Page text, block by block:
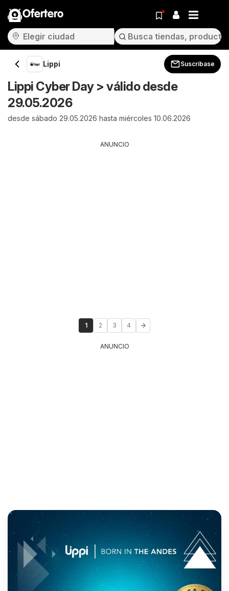
Ofertero
Lippi Suscríbase
Lippi Cyber Day > válido desde
29.05.2026
desde sábado 29.05.2026 hasta miércoles 10.06.2026
ANUNCIO
1 2 3 4
ANUNCIO